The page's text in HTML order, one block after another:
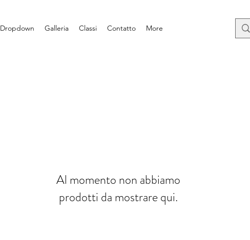
Dropdown Galleria Classi Contatto More
Al momento non abbiamo
prodotti da mostrare qui.